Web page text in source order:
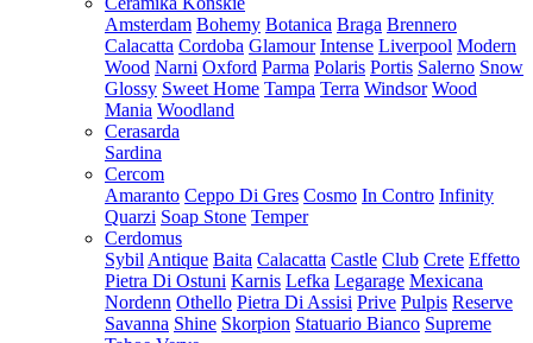
Amsterdam Bohemy Botanica Braga Brennero
Calacatta Cordoba Glamour Intense Liverpool Modern
Wood Narni Oxford Parma Polaris Portis Salerno Snow
Glossy Sweet Home Tampa Terra Windsor Wood
Mania Woodland
Cerasarda
Sardina
Cercom
Amaranto Ceppo Di Gres Cosmo In Contro Infinity
Quarzi Soap Stone Temper
Cerdomus
Sybil Antique Baita Calacatta Castle Club Crete Effetto
Pietra Di Ostuni Karnis Lefka Legarage Mexicana
Nordenn Othello Pietra Di Assisi Prive Pulpis Reserve
Savanna Shine Skorpion Statuario Bianco Supreme